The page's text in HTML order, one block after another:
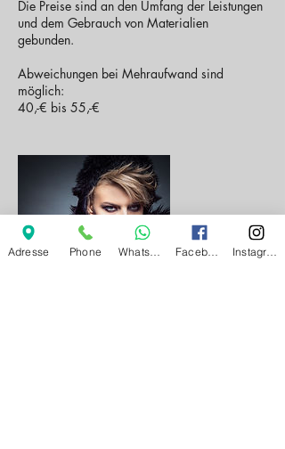
Die Preise sind an den Umfang der Leistungen
und dem Gebrauch von Materialien
gebunden.
Abweichungen bei Mehraufwand sind
möglich:
40,-€ bis 55,-€
Adresse Phone